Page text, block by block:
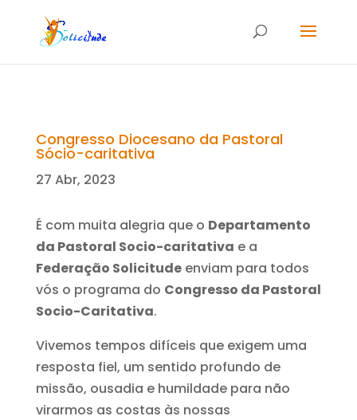
Congresso Diocesano da Pastoral
Sócio-caritativa
27 Abr, 2023
É com muita alegria que o Departamento
da Pastoral Socio-caritativa e a
Federação Solicitudeenviam para todos
vós o programa do Congresso da Pastoral
Socio-Caritativa.
Vivemos tempos difíceis que exigem uma
resposta fiel, um sentido profundo de
missão, ousadia e humildade para não
virarmos as costas às nossas